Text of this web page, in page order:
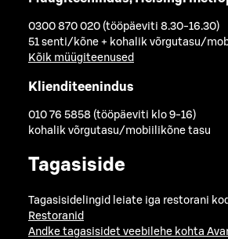
0300 870 020 (tööpäeviti 8.30-16.30)
51 senti/kõne + kohalik võrgutasu/
Kõik müügiteenused
Klienditeenindus
010 76 5858 (tööpäeviti klo 9-16)
kohalik võrgutasu/mobiilikõne tasu
Tagasiside
Tagasisidelingid leiate iga restorani
Restoranid
Andke tagasisidet veebilehe kohta